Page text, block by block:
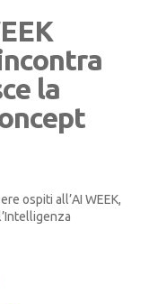
la
ospiti all’AI WEEK,